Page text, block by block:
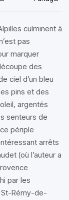
culminent à
pas
marquer
des
ciel d’un bleu
pins et des
argentés
senteurs de
périple
arrêts
(où l’auteur a
par les
St-Rémy-de-